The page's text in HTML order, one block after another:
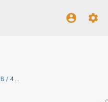
Samsung Galaxy A16 5G (A166 / 128 GB / 4 GB / Light Green) [SM-A166MLGDLTL]